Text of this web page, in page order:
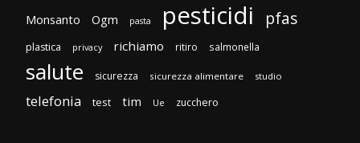
Monsanto Ogm pasta pesticidi pfas
plastica privacy richiamo ritiro salmonella
salute sicurezza sicurezza alimentare studio
telefonia test tim Ue zucchero